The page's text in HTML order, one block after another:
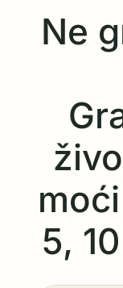
Ne
5,